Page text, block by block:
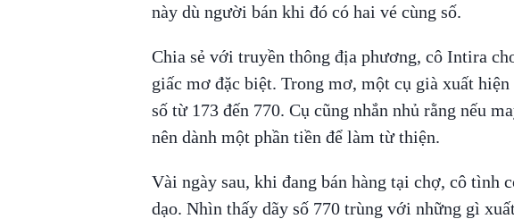
này dù người bán khi đó có hai vé cùng số.
Chia sẻ với truyền thông địa phương, cô Intira
giấc mơ đặc biệt. Trong mơ, một cụ già xuất
số từ 173 đến 770. Cụ cũng nhắn nhủ rằng nếu
nên dành một phần tiền để làm từ thiện.
Vài ngày sau, khi đang bán hàng tại chợ, cô tình
dạo. Nhìn thấy dãy số 770 trùng với những gì